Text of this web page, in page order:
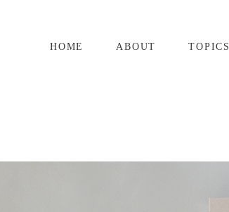
HOME ABOUT TOPICS